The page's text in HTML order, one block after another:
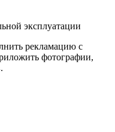
эксплуатации
рекламацию с
фотографии,